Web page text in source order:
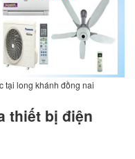
tại long khánh đồng nai
thiết bị điện